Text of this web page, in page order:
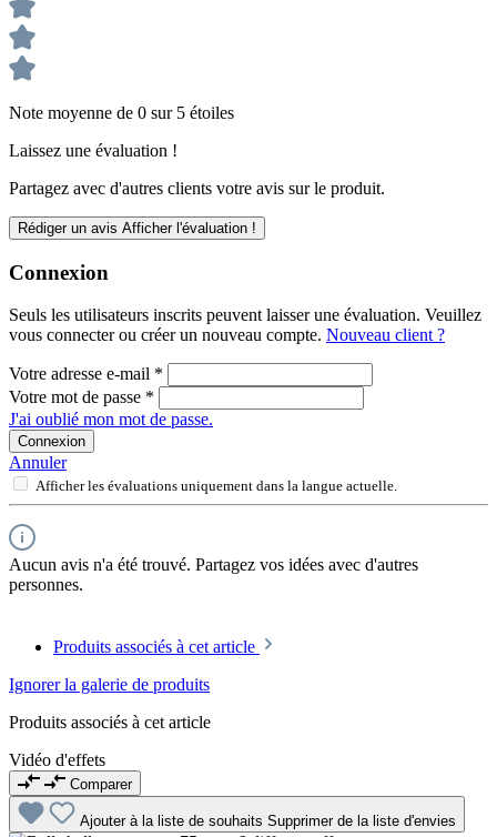
Note moyenne de 0 sur 5 étoiles
Laissez une évaluation !
Partagez avec d'autres clients votre avis sur le produit.
Rédiger un avis Afficher l'évaluation !
Connexion
Seuls les utilisateurs inscrits peuvent laisser une évaluation. Veuillez
vous connecter ou créer un nouveau compte. Nouveau client ?
Votre adresse e-mail *
Votre mot de passe *
J'ai oublié mon mot de passe.
Connexion
Annuler
Afficher les évaluations uniquement dans la langue actuelle.
Aucun avis n'a été trouvé. Partagez vos idées avec d'autres
personnes.
Produits associés à cet article
Ignorer la galerie de produits
Produits associés à cet article
Vidéo d'effets
Comparer
Ajouter à la liste de souhaits Supprimer de la liste d'envies